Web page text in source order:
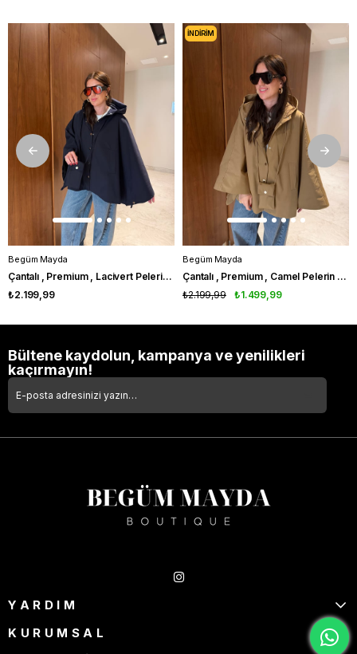
Begüm Mayda
Çantalı , Premium , Lacivert Pelerin Trençkot
₺2.199,99
Begüm Mayda
Çantalı , Premium , Camel Pelerin Trençkot
₺1.499,99
₺2.199,99
İNDIRIM
Bültene kaydolun, kampanya ve yenilikleri
kaçırmayın!
YARDIM
KURUMSAL